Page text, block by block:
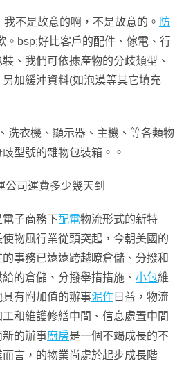
不是故意的啊，不是故意的。 防
。bsp;好比客戶的配件、傢電、行
、我們可依據產物的分歧類型、
加緩沖資料(如泡漠等其它填充
洗衣機、顯示器、主機、等各類物
型號的雜物包裝箱。。
子商務下配電物流形式的新特
物風行業從頭突起，今朝美國的
事務已遠遠跨越瞭倉儲、分撥和
的倉儲、分撥舉措措施、 小包維
有附加值的辦事泥作 日益，物流
和維護修繕中間、信息處置中間
新的辦事廚房是一個不竭成長的不
言，的物業尚處於起步成長階